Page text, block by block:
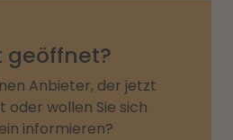
geöffnet?
Anbieter, der jetzt
oder wollen Sie sich
informieren?